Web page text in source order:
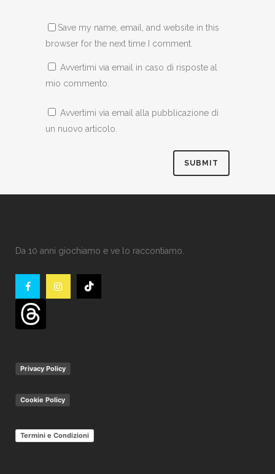
Save my name, email, and website in this
browser for the next time I comment.
Avvertimi via email in caso di risposte al
mio commento.
Avvertimi via email alla pubblicazione di
un nuovo articolo.
Da 10 anni giochiamo e ve lo raccontiamo.
Privacy Policy
Cookie Policy
Termini e Condizioni